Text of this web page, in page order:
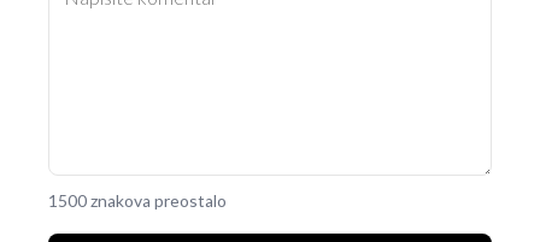
1500 znakova preostalo